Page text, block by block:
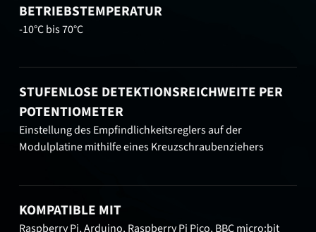
BETRIEBSTEMPERATUR
-10°C bis 70°C
STUFENLOSE DETEKTIONSREICHWEITE PER
POTENTIOMETER
Einstellung des Empfindlichkeitsreglers auf der
Modulplatine mithilfe eines Kreuzschraubenziehers
KOMPATIBLE MIT
Raspberry Pi, Arduino, Raspberry Pi Pico, BBC micro:bit